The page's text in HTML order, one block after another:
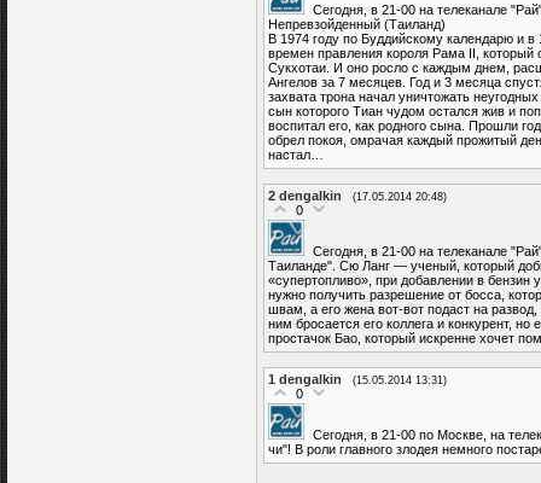
Сегодня, в 21-00 на телеканале
Непревзойденный (Таиланд)
В 1974 году по Буддийскому календарю и в
времен правления короля Рама II,
Сукхотаи. И оно росло с каждым днем,
Ангелов за 7 месяцев. Год и 3 месяца
захвата трона начал уничтожать
сын которого Тиан чудом остался жив и
воспитал его, как родного сына. Прошли
обрел покоя, омрачая каждый прожитый
настал…
2 dengalkin (17.05.2014 20:48)
0
Сегодня, в 21-00 на телеканале
Таиланде". Сю Ланг — ученый, который
«супертопливо», при добавлении в
нужно получить разрешение от босса,
швам, а его жена вот-вот подаст на
ним бросается его коллега и конкурент,
простачок Бао, который искренне хочет
1 dengalkin (15.05.2014 13:31)
0
Сегодня, в 21-00 по Москве, на
чи"! В роли главного злодея немного